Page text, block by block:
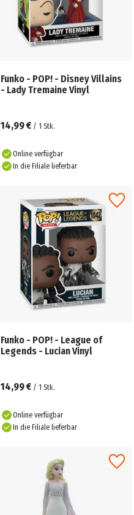
Funko - POP! - Disney Villains
- Lady Tremaine Vinyl
14,99 € / 1 Stk.
Online verfügbar
In die Filiale lieferbar
Funko - POP! - League of
Legends - Lucian Vinyl
14,99 € / 1 Stk.
Online verfügbar
In die Filiale lieferbar